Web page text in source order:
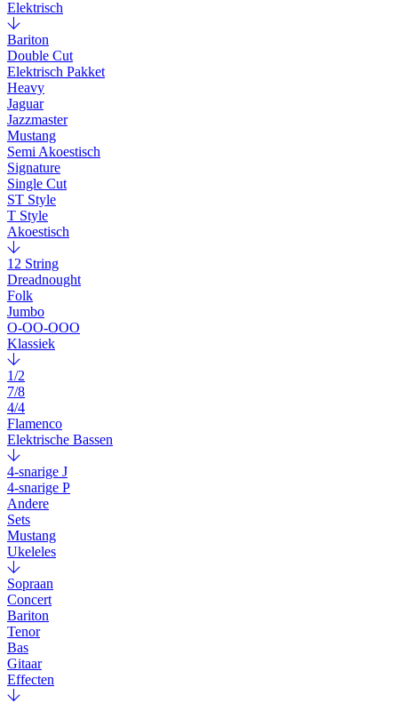
Elektrisch
Bariton
Double Cut
Elektrisch Pakket
Heavy
Jaguar
Jazzmaster
Mustang
Semi Akoestisch
Signature
Single Cut
ST Style
T Style
Akoestisch
12 String
Dreadnought
Folk
Jumbo
O-OO-OOO
Klassiek
1/2
7/8
4/4
Flamenco
Elektrische Bassen
4-snarige J
4-snarige P
Andere
Sets
Mustang
Ukeleles
Sopraan
Concert
Bariton
Tenor
Bas
Gitaar
Effecten